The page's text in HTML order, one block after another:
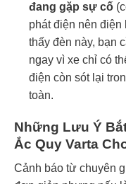
đang gặp sự cố
phát điện nên
thấy đèn này, bạn
ngay vì xe chỉ có
điện còn sót lại
toàn.
Những Lưu Ý
Ắc Quy Varta
Cảnh báo từ chuyên